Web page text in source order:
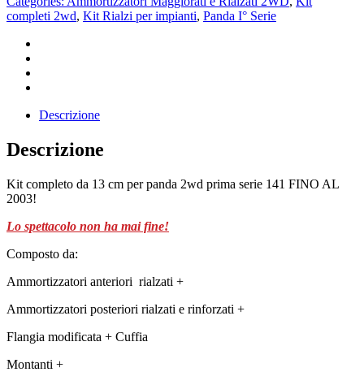
completi 2wd, Kit Rialzi per impianti, Panda I° Serie
Descrizione
Descrizione
Kit completo da 13 cm per panda 2wd prima serie 141 FINO AL
2003!
Lo spettacolo non ha mai fine!
Composto da:
Ammortizzatori anteriori rialzati +
Ammortizzatori posteriori rialzati e rinforzati +
Flangia modificata + Cuffia
Montanti +